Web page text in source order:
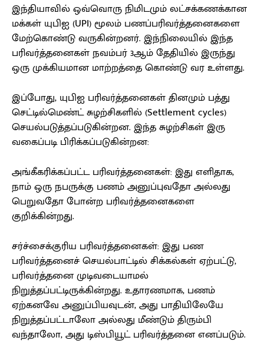
இந்தியாவில் ஒவ்வொரு நிமிடமும் லட்சக்கணக்கான
மக்கள் யுபிஐ (UPI) மூலம் பணப்பரிவர்த்தனைகளை
மேற்கொண்டு வருகின்றனர். இந்நிலையில் இந்த
பரிவர்த்தனைகள் நவம்பர் 3ஆம் தேதியில் இருந்து
ஒரு முக்கியமான மாற்றத்தை கொண்டு வர உள்ளது.
இப்போது, யுபிஐ பரிவர்த்தனைகள் தினமும் பத்து
செட்டில்மெண்ட் சுழற்சிகளில் (Settlement cycles)
செயல்படுத்தப்படுகின்றன. இந்த சுழற்சிகள் இரு
வகைப்படி பிரிக்கப்படுகின்றன:
அங்கீகரிக்கப்பட்ட பரிவர்த்தனைகள்: இது எளிதாக,
நாம் ஒரு நபருக்கு பணம் அனுப்புவதோ அல்லது
பெறுவதோ போன்ற பரிவர்த்தனைகளை
குறிக்கின்றது.
சர்ச்சைக்குரிய பரிவர்த்தனைகள்: இது பண
பரிவர்த்தனைச் செயல்பாட்டில் சிக்கல்கள் ஏற்பட்டு,
பரிவர்த்தனை முடிவடையாமல்
நிறுத்தப்பட்டிருக்கின்றது. உதாரணமாக, பணம்
ஏற்கனவே அனுப்பியவுடன், அது பாதியிலேயே
நிறுத்தப்பட்டாலோ அல்லது மீண்டும் திரும்பி
வந்தாலோ, அது டிஸ்பியூட் பரிவர்த்தனை எனப்படும்.